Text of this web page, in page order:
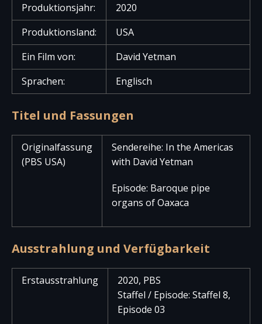
Produktionsjahr:
2020
Produktionsland:
USA
Ein Film von:
David Yetman
Sprachen:
Englisch
Titel und Fassungen
Originalfassung
(PBS USA)
Sendereihe: In the Americas
with David Yetman
Episode: Baroque pipe
organs of Oaxaca
Ausstrahlung und Verfügbarkeit
Erstausstrahlung
2020, PBS
Staffel / Episode: Staffel 8,
Episode 03